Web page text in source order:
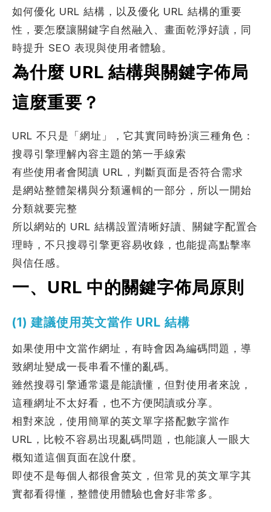
如何優化 URL 結構，以及優化 URL 結構的重要
性，要怎麼讓關鍵字自然融入、畫面乾淨好讀，同
時提升 SEO 表現與使用者體驗。
為什麼 URL 結構與關鍵字佈局
這麼重要？
URL 不只是「網址」，它其實同時扮演三種角色：
搜尋引擎理解內容主題的第一手線索
有些使用者會閱讀 URL，判斷頁面是否符合需求
是網站整體架構與分類邏輯的一部分，所以一開始
分類就要完整
所以網站的 URL 結構設置清晰好讀、關鍵字配置合
理時，不只搜尋引擎更容易收錄，也能提高點擊率
與信任感。
一、URL 中的關鍵字佈局原則
(1) 建議使用英文當作 URL 結構
如果使用中文當作網址，有時會因為編碼問題，導
致網址變成一長串看不懂的亂碼。
雖然搜尋引擎通常還是能讀懂，但對使用者來說，
這種網址不太好看，也不方便閱讀或分享。
相對來說，使用簡單的英文單字搭配數字當作
URL，比較不容易出現亂碼問題，也能讓人一眼大
概知道這個頁面在說什麼。
即使不是每個人都很會英文，但常見的英文單字其
實都看得懂，整體使用體驗也會好非常多。
案件報價 合作提案
使用線上訂房系統 其他洽詢問題
建置預算 ※
網站
述您的需求
確認送出